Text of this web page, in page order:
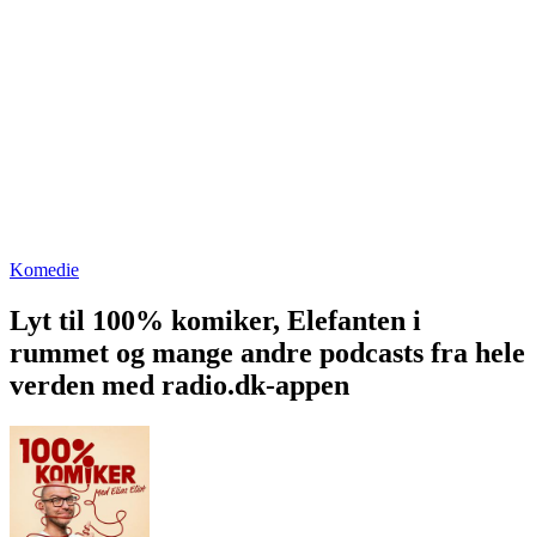
Komedie
Lyt til 100% komiker, Elefanten i
rummet og mange andre podcasts fra hele
verden med radio.dk-appen